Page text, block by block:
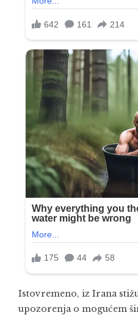
Istovremeno, iz Irana
upozorenja o mogućem